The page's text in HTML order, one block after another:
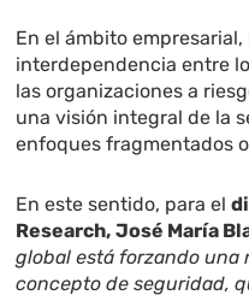
En el ámbito
interdependencia entre
las organizaciones a
una visión integral de la
enfoques fragmentados
En este sentido, para el
Research, José María
global está forzando
concepto de seguridad,